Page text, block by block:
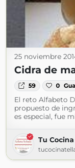
25 noviembre
Cidra de
59 0
El reto Alfabeto
propuesto de
es especial, fue
Tu